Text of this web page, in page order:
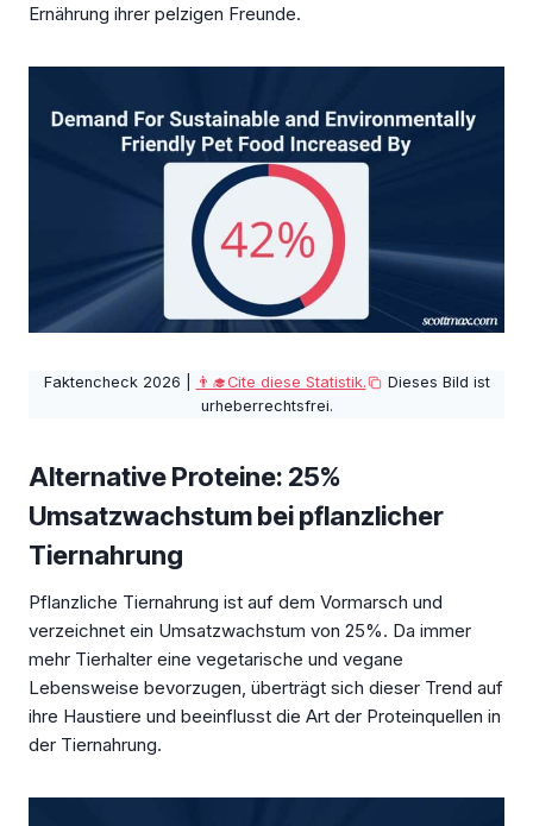
Ernährung ihrer pelzigen Freunde.
Faktencheck 2026 | 👨‍🎓Cite diese Statistik.
Dieses Bild ist
urheberrechtsfrei.
Alternative Proteine: 25%
Umsatzwachstum bei pflanzlicher
Tiernahrung
Pflanzliche Tiernahrung ist auf dem Vormarsch und
verzeichnet ein Umsatzwachstum von 25%. Da immer
mehr Tierhalter eine vegetarische und vegane
Lebensweise bevorzugen, überträgt sich dieser Trend auf
ihre Haustiere und beeinflusst die Art der Proteinquellen in
der Tiernahrung.